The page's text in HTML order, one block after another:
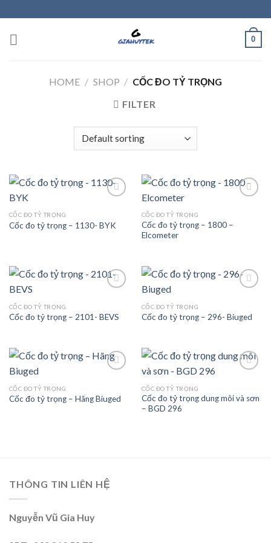
to
content
0
HOME / SHOP / CỐC ĐO TỶ TRỌNG
FILTER
Add to
CỐC ĐO TỶ TRỌNG
Cốc đo tỷ trọng – 1130- BYK
CỐC ĐO TỶ TRỌNG
Cốc đo tỷ trọng – 1800 –
Elcometer
Add to
CỐC ĐO TỶ TRỌNG
Cốc đo tỷ trọng – 2101- BEVS
Add to
CỐC ĐO TỶ TRỌNG
Cốc đo tỷ trọng – 296- Biuged
Add to
CỐC ĐO TỶ TRỌNG
Cốc đo tỷ trọng – Hãng Biuged
Add to
CỐC ĐO TỶ TRỌNG
Cốc đo tỷ trọng dung môi và sơn
– BGD 296
THÔNG TIN LIÊN HỆ
Nguyễn Vũ Gia Huy